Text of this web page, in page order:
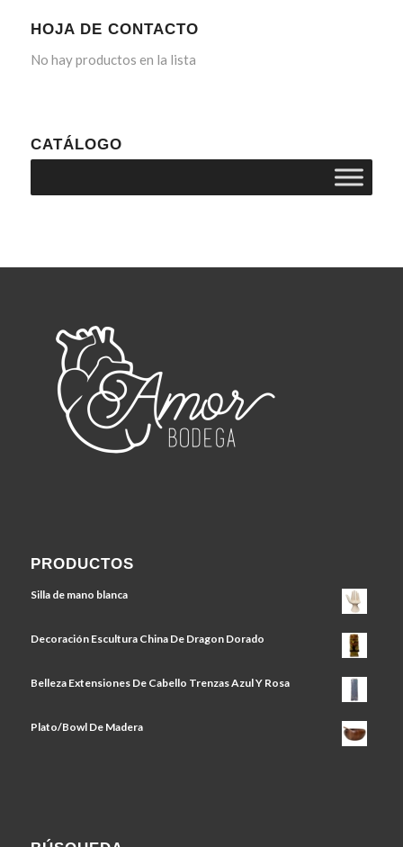
HOJA DE CONTACTO
No hay productos en la lista
CATÁLOGO
PRODUCTOS
Silla de mano blanca
Decoración Escultura China De Dragon Dorado
Belleza Extensiones De Cabello Trenzas Azul Y Rosa
Plato/Bowl De Madera